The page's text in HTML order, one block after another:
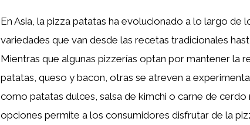
En Asia, la pizza patatas ha evolucionado a lo largo de
variedades que van desde las recetas tradicionales
Mientras que algunas pizzerías optan por mantener la
patatas, queso y bacon, otras se atreven a
como patatas dulces, salsa de kimchi o carne de cerdo
opciones permite a los consumidores disfrutar de la